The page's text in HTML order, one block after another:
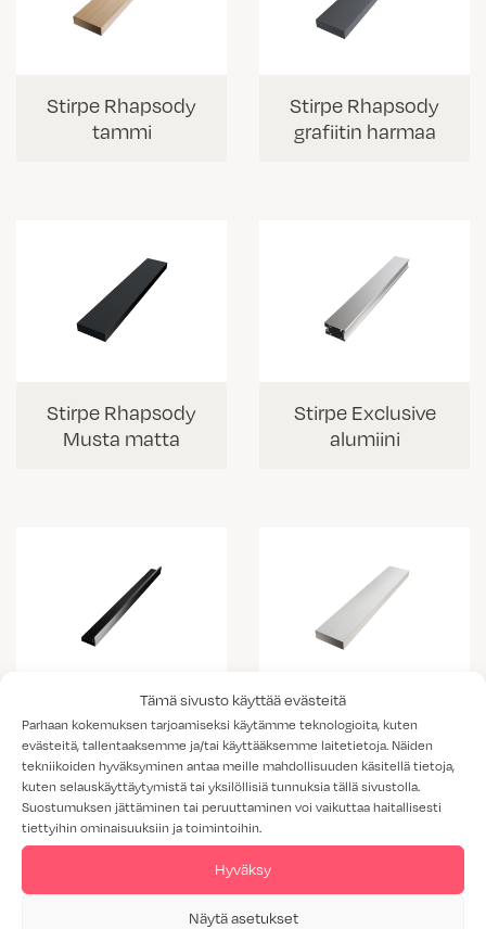
Tämä sivusto käyttää evästeitä
Parhaan kokemuksen tarjoamiseksi käytämme teknologioita, kuten
evästeitä, tallentaaksemme ja/tai käyttääksemme laitetietoja. Näiden
tekniikoiden hyväksyminen antaa meille mahdollisuuden käsitellä tietoja,
kuten selauskäyttäytymistä tai yksilöllisiä tunnuksia tällä sivustolla.
Suostumuksen jättäminen tai peruuttaminen voi vaikuttaa haitallisesti
tiettyihin ominaisuuksiin ja toimintoihin.
Hyväksy
Näytä asetukset
Stirpe Rhapsody
tammi
Stirpe Rhapsody
grafiitin harmaa
Stirpe Rhapsody
Musta matta
Stirpe Exclusive
alumiini
Stirpe Slim
musta
Stirpe Exclusive
valkoinen